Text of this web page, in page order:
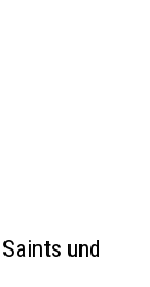
und